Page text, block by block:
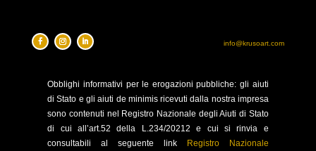
info@krusoart.com
Obblighi informativi per le erogazioni pubbliche: gli aiuti
di Stato e gli aiuti de minimis ricevuti dalla nostra impresa
sono contenuti nel Registro Nazionale degli Aiuti di Stato
di cui all’art.52 della L.234/20212 e cui si rinvia e
consultabili al seguente link
Registro Nazionale